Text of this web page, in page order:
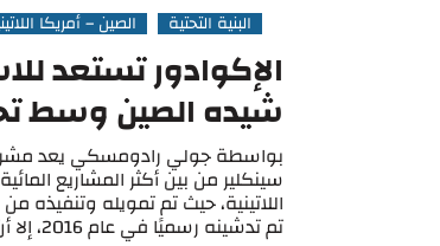
البنية التحتية الصين – أمريكا
الإكوادور تستعد
شيده الصين وسط
بواسطة جولي رادومسكي يعد
سينكلير من بين أكثر المشاريع
اللاتينية، حيث تم تمويله وتنفيذه
تم تدشينه رسميًا في عام 2016، إلا أن السد ...